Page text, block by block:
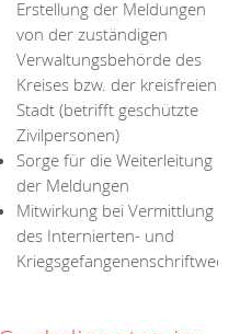
Erstellung der Meldungen
von der zuständigen
Verwaltungsbehörde des
Kreises bzw. der kreisfreien
Stadt (betrifft geschützte
Zivilpersonen)
Sorge für die Weiterleitung
der Meldungen
Mitwirkung bei Vermittlung
des Internierten- und